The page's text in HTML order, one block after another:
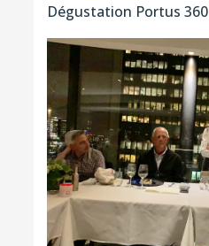
Dégustation Portus 360